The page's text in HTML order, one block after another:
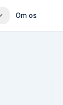
Om os